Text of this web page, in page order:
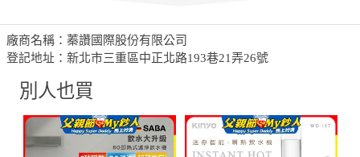
廠商名稱：蓁讚國際股份有限公司
登記地址：新北市三重區中正北路193巷21弄26號
別人也買